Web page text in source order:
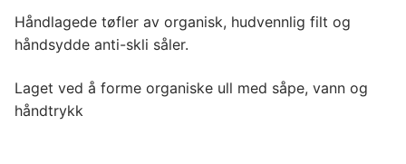
kr 735,00
Håndlagede tøfler av organisk, hudvennlig filt og
håndsydde anti-skli såler.
Laget ved å forme organiske ull med såpe, vann og
håndtrykk